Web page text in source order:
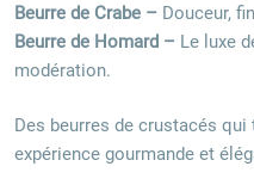
Beurre de Crabe – Douceur,
Beurre de Homard – Le luxe
modération.
Des beurres de crustacés
expérience gourmande et